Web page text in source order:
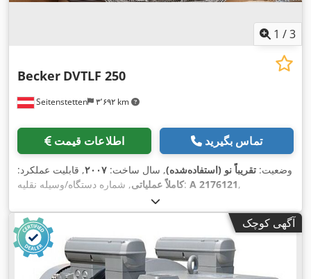
1 /3
Seitenstetten ۳٬۶۹۲ km
Becker DVTLF 250
اطلاعات قیمت تماس بگیرید
وضعیت: تقریباً نو (استفاده‌شده), سال ساخت: ۲۰۰۷, قابلیت عملکرد:
کاملاً عملیاتی, شماره دستگاه/وسیله نقلیه: A 2176121,
آگهی کوچک